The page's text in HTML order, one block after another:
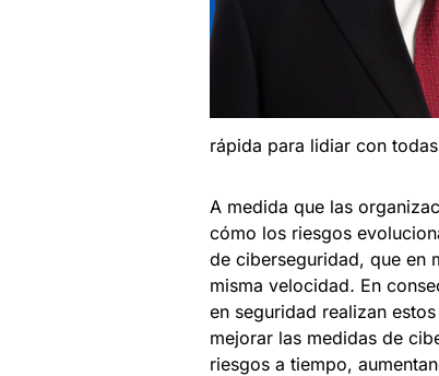
rápida para lidiar con
A medida que las
cómo los riesgos
de ciberseguridad, que en
misma velocidad. En
en seguridad realizan
mejorar las medidas de
riesgos a tiempo,